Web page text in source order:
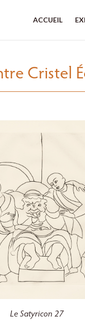
ACCUEIL
Cristel
Le Satyricon 27